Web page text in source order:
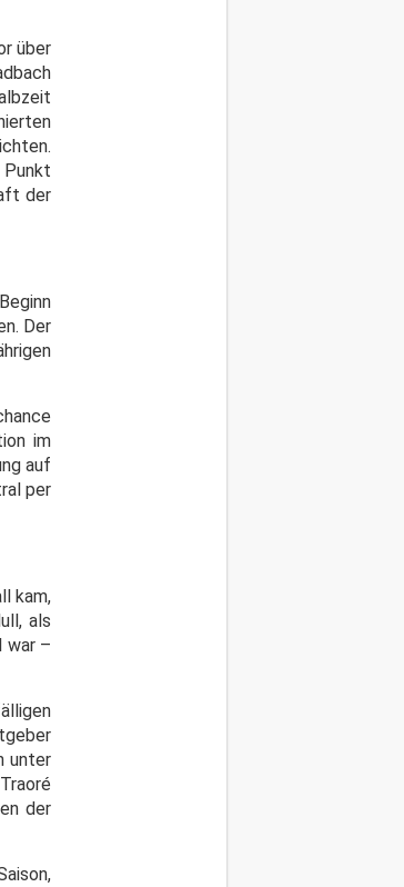
über
Punkt
der
Der
im
auf
per
kam,
als
war –
unter
der